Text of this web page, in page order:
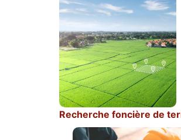
Recherche foncière de